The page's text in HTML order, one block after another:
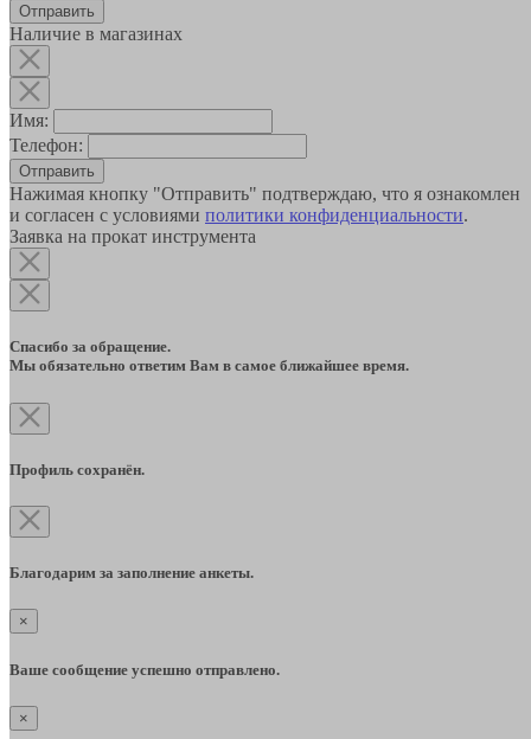
Наличие в магазинах
Имя:
Телефон:
Отправить
Нажимая кнопку "Отправить" подтверждаю, что я ознакомлен
и согласен с условиями политики конфиденциальности.
Заявка на прокат инструмента
Спасибо за обращение.
Мы обязательно ответим Вам в самое ближайшее время.
Профиль сохранён.
Благодарим за заполнение анкеты.
×
Ваше сообщение успешно отправлено.
×